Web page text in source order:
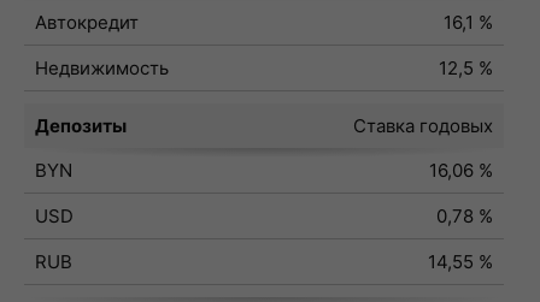
Автокредит
16,1 %
Недвижимость
12,5 %
Депозиты
Ставка годовых
BYN
16,06 %
USD
0,78 %
RUB
14,55 %